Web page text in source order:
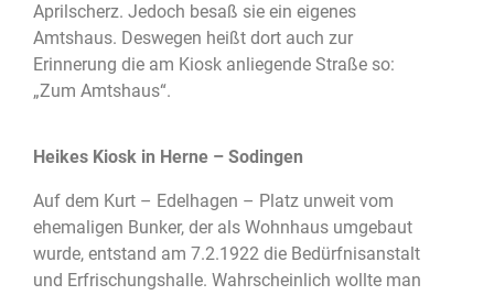
Aprilscherz. Jedoch besaß sie ein eigenes
Amtshaus. Deswegen heißt dort auch zur
Erinnerung die am Kiosk anliegende Straße so:
„Zum Amtshaus“.
Heikes Kiosk in Herne – Sodingen
Auf dem Kurt – Edelhagen – Platz unweit vom
ehemaligen Bunker, der als Wohnhaus umgebaut
wurde, entstand am 7.2.1922 die Bedürfnisanstalt
und Erfrischungshalle. Wahrscheinlich wollte man